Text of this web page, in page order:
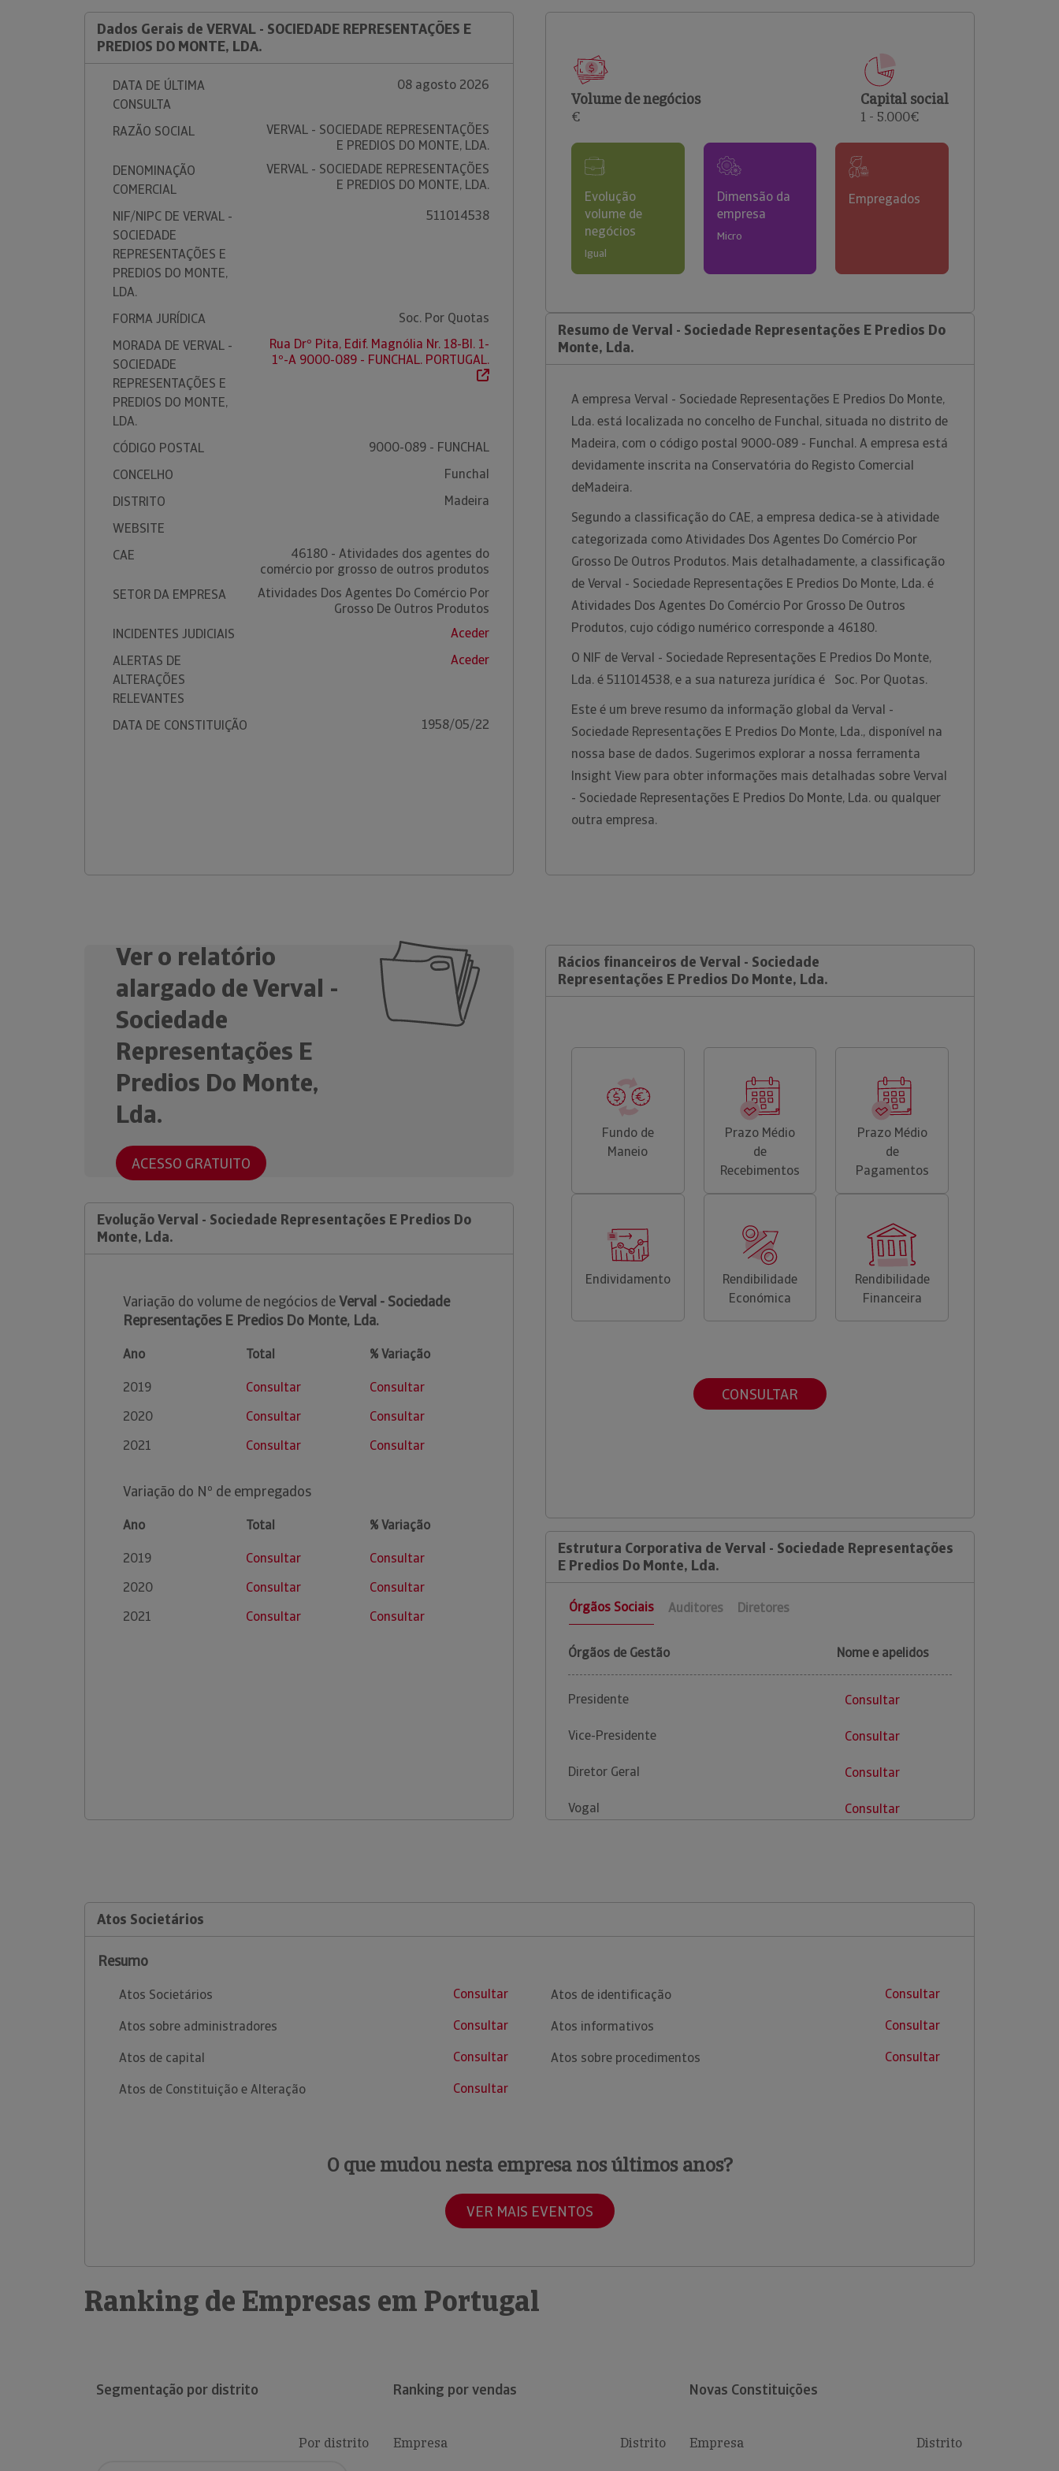
comerciais e analisar o risco de incumprimento dos
Dados Gerais de VERVAL - SOCIEDADE REPRESENTAÇÕES E
PREDIOS DO MONTE, LDA.
DATA DE ÚLTIMA
CONSULTA
08 agosto 2026
RAZÃO SOCIAL
VERVAL - SOCIEDADE REPRESENTAÇÕES
E PREDIOS DO MONTE, LDA.
DENOMINAÇÃO
COMERCIAL
VERVAL - SOCIEDADE REPRESENTAÇÕES
E PREDIOS DO MONTE, LDA.
NIF/NIPC DE VERVAL -
SOCIEDADE
REPRESENTAÇÕES E
PREDIOS DO MONTE,
LDA.
511014538
FORMA JURÍDICA
Soc. Por Quotas
MORADA DE VERVAL -
SOCIEDADE
REPRESENTAÇÕES E
PREDIOS DO MONTE,
LDA.
Rua Drº Pita, Edif. Magnólia Nr. 18-Bl. 1-
1º-A 9000-089 - FUNCHAL. PORTUGAL.
CÓDIGO POSTAL
9000-089 - FUNCHAL
CONCELHO
Funchal
DISTRITO
Madeira
WEBSITE
CAE
46180 - Atividades dos agentes do
comércio por grosso de outros produtos
SETOR DA EMPRESA
Atividades Dos Agentes Do Comércio Por
Grosso De Outros Produtos
INCIDENTES JUDICIAIS
Aceder
ALERTAS DE
ALTERAÇÕES
RELEVANTES
Aceder
DATA DE CONSTITUIÇÃO 1958/05/22
Volume de negócios
€
Capital social
1 - 5.000€
Evolução
volume de
negócios
Igual
Dimensão da
empresa
Micro
Empregados
Resumo de Verval - Sociedade Representações E Predios Do
Monte, Lda.
A empresa Verval - Sociedade Representações E Predios Do Monte,
Lda. está localizada no concelho de Funchal, situada no distrito de
Madeira, com o código postal 9000-089 - Funchal. A empresa está
devidamente inscrita na Conservatória do Registo Comercial
deMadeira.
Segundo a classificação do CAE, a empresa dedica-se à atividade
categorizada como Atividades Dos Agentes Do Comércio Por
Grosso De Outros Produtos. Mais detalhadamente, a classificação
de Verval - Sociedade Representações E Predios Do Monte, Lda. é
Atividades Dos Agentes Do Comércio Por Grosso De Outros
Produtos, cujo código numérico corresponde a 46180.
O NIF de Verval - Sociedade Representações E Predios Do Monte,
Lda. é 511014538, e a sua natureza jurídica é Soc. Por Quotas.
Este é um breve resumo da informação global da Verval -
Sociedade Representações E Predios Do Monte, Lda., disponível na
nossa base de dados. Sugerimos explorar a nossa ferramenta
Insight View para obter informações mais detalhadas sobre Verval
- Sociedade Representações E Predios Do Monte, Lda. ou qualquer
outra empresa.
Ver o relatório
alargado de Verval -
Sociedade
Representações E
Predios Do Monte,
Lda.
ACESSO GRATUITO
Evolução Verval - Sociedade Representações E Predios Do
Monte, Lda.
Variação do volume de negócios deVerval - Sociedade
Representações E Predios Do Monte, Lda.
Ano Total
% Variação
2019
Consultar
Consultar
2020
Consultar
Consultar
2021
Consultar Consultar
Variação do Nº de empregados
Ano Total
% Variação
2019
Consultar
Consultar
2020
Consultar
Consultar
2021
Consultar Consultar
Rácios financeiros de Verval - Sociedade
Representações E Predios Do Monte, Lda.
Fundo de
Maneio
Prazo Médio
de
Recebimentos
Prazo Médio
de
Pagamentos
Endividamento
Rendibilidade
Económica
Rendibilidade
Financeira
CONSULTAR
Estrutura Corporativa de Verval - Sociedade Representações
E Predios Do Monte, Lda.
Órgãos Sociais Auditores Diretores
Órgãos de Gestão Nome e apelidos
Presidente Consultar
Vice-Presidente Consultar
Diretor Geral Consultar
Vogal Consultar
Atos Societários
Resumo
Atos Societários
Consultar
Atos sobre administradores
Consultar
Atos de capital
Consultar
Atos de Constituição e Alteração
Consultar
Atos de identificação
Consultar
Atos informativos
Consultar
Atos sobre procedimentos
Consultar
O que mudou nesta empresa nos últimos anos?
VER MAIS EVENTOS
Ranking de Empresas em Portugal
Segmentação por distrito
Por distrito
Ranking por vendas
Empresa Distrito
Novas Constituições
Empresa Distrito